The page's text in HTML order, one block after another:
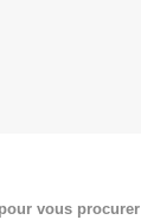
vous procurer